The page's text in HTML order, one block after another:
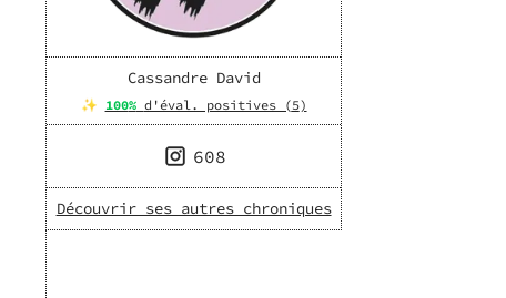
Cassandre David
✨ 100% d'éval. positives (5)
608
Découvrir ses autres chroniques